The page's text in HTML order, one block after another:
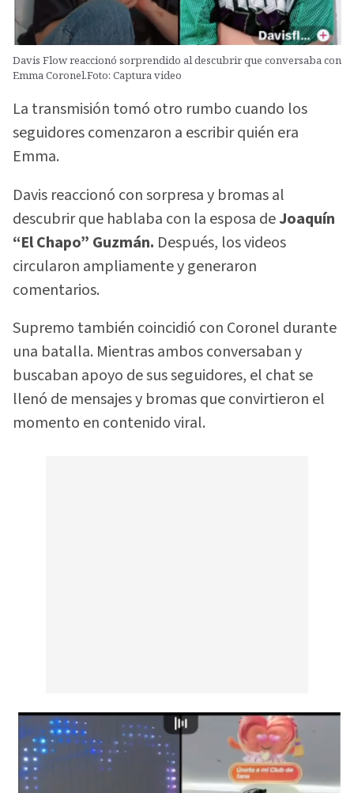
Davis Flow reaccionó sorprendido al descubrir que conversaba con
Emma Coronel.Foto: Captura video
La transmisión tomó otro rumbo cuando los
seguidores comenzaron a escribir quién era
Emma.
Davis reaccionó con sorpresa y bromas al
descubrir que hablaba con la esposa deJoaquín
“El Chapo” Guzmán. Después, los videos
circularon ampliamente y generaron
comentarios.
Supremo también coincidió con Coronel durante
una batalla. Mientras ambos conversaban y
buscaban apoyo de sus seguidores, el chat se
llenó de mensajes y bromas que convirtieron el
momento en contenido viral.